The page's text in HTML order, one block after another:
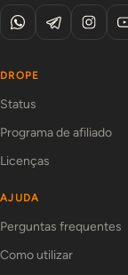
DROPE
Status
Programa de afiliado
Licenças
AJUDA
Perguntas frequentes
Como utilizar